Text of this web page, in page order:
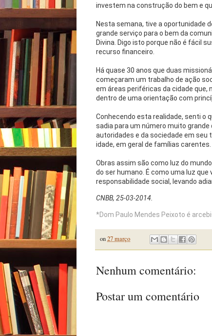
investem na construção do bem e
Nesta semana, tive a oportunidade
grande serviço para o bem da
Divina. Digo isto porque não é fácil
recurso financeiro.
Há quase 30 anos que duas
começaram um trabalho de ação
em áreas periféricas da cidade que,
dentro de uma orientação com
Conhecendo esta realidade, senti o
sadia para um número muito
autoridades e da sociedade em seu
idade, em geral de famílias carentes.
Obras assim são como luz do
do ser humano. É como uma luz
responsabilidade social, levando
CNBB, 25-03-2014.
*Dom Paulo Mendes Peixoto é
on27 março
Nenhum comentário:
Postar um comentário